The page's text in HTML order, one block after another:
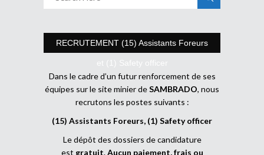
RECRUTEMENT (15) Assistants Foreurs
et (1) Safety officer
Dans le cadre d’un futur renforcement de ses
équipes sur le site minier deSAMBRADO, nous
recrutons les postes suivants :
(15) Assistants Foreurs, (1) Safety officer
Le dépôt des dossiers de candidature
est gratuit.Aucun paiement, frais ou